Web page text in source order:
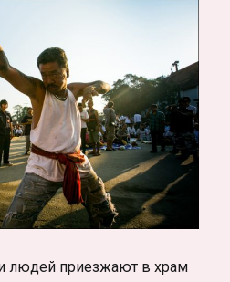
людей приезжают в храм